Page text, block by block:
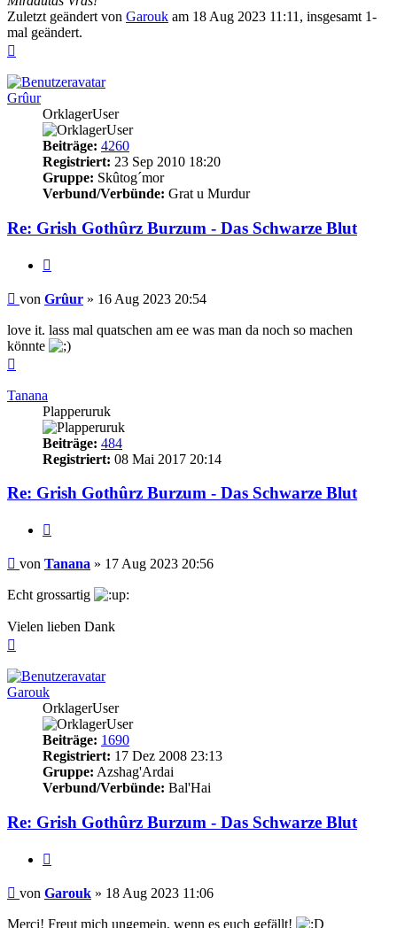
Zuletzt geändert von Garouk am 18 Aug 2023 11:11, insgesamt 1-
mal geändert.
Grûur
OrklagerUser
Beiträge: 4260
Registriert: 23 Sep 2010 18:20
Gruppe: Skûtog´mor
Verbund/Verbünde: Grat u Murdur
Re: Grish Gothûrz Burzum - Das Schwarze Blut
Beitrag
von Grûur » 16 Aug 2023 20:54
love it. lass mal quatschen am ee was man da noch so machen
könnte
Tanana
Plapperuruk
Beiträge: 484
Registriert: 08 Mai 2017 20:14
Re: Grish Gothûrz Burzum - Das Schwarze Blut
Beitrag
von Tanana » 17 Aug 2023 20:56
Echt grossartig
Vielen lieben Dank
Garouk
OrklagerUser
Beiträge: 1690
Registriert: 17 Dez 2008 23:13
Gruppe: Azshag'Ardai
Verbund/Verbünde: Bal'Hai
Re: Grish Gothûrz Burzum - Das Schwarze Blut
Beitrag
von Garouk » 18 Aug 2023 11:06
Merci! Freut mich ungemein, wenn es euch gefällt!